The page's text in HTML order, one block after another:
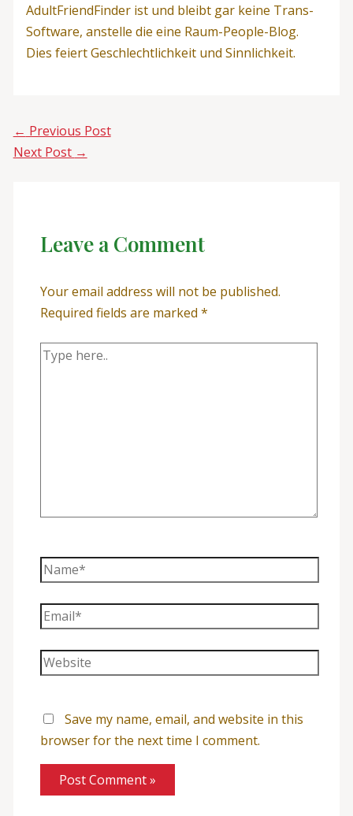
AdultFriendFinder ist und bleibt gar keine Trans-
Software, anstelle die eine Raum-People-Blog.
Dies feiert Geschlechtlichkeit und Sinnlichkeit.
← Previous Post
Next Post →
Leave a Comment
Your email address will not be published.
Required fields are marked *
Type
Name*
Email*
Website
Save my name, email, and website in this
browser for the next time I comment.